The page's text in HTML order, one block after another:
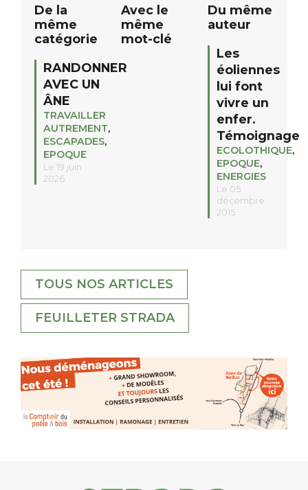
De la
même
catégorie
RANDONNER
AVEC UN
ÂNE
TRAVAILLER
AUTREMENT,
ESCAPADES,
EPOQUE
Le 19 juin
2026
Avec le
même
mot-clé
Du même
auteur
Les
éoliennes
lui font
vivre un
enfer.
Témoignage
ECOLOTHIQUE,
EPOQUE,
ENERGIES
Le 05
décembre
2015
TOUS NOS ARTICLES
FEUILLETER STRADA